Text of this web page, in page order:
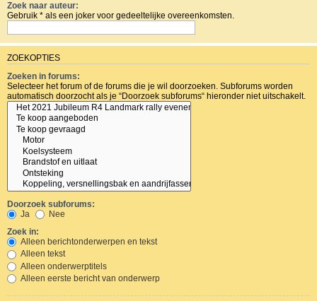
Zoek naar auteur:
Gebruik * als een joker voor gedeeltelijke overeenkomsten.
ZOEKOPTIES
Zoeken in forums:
Selecteer het forum of de forums die je wil doorzoeken. Subforums worden
automatisch doorzocht als je “Doorzoek subforums“ hieronder niet uitschakelt.
Doorzoek subforums:
Ja
Nee
Zoek in:
Alleen berichtonderwerpen en tekst
Alleen tekst
Alleen onderwerptitels
Alleen eerste bericht van onderwerp